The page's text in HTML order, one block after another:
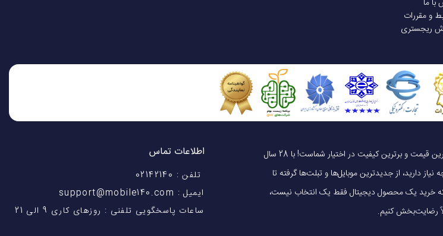
با ما
و مقررات
ریجستری
یک خرید هوشمندانه ، قیمت منصفانه، تجربه‌ای متفاوت! به موبایل 140 خوش آمدید، جایی که تکنولوژی با بهترین قیمت و برترین کیفیت در اختیار شماست! با 28 سال
دارید، از جدیدترین موبایل‌ها و تبلت‌ها گرفته تا
که خرید یک محصول دیجیتال فقط یک انتخاب نیست،
اطلاعات تماس
تلفن : 02142140
ایمیل : support@mobile140.com
ساعات پاسخگویی تلفنی : روزهای کاری 9 الی 21